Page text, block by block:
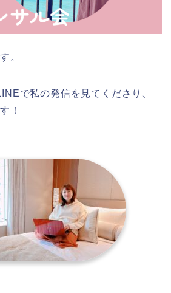
。
で私の発信を見てくださり、
！